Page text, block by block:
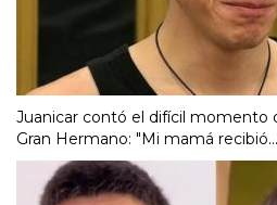
Juanicar contó el difícil momento
Gran Hermano: "Mi mamá